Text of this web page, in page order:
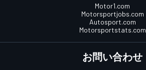
Motor1.com
Motorsportjobs.com
Autosport.com
Motorsportstats.com
お問い合わせ